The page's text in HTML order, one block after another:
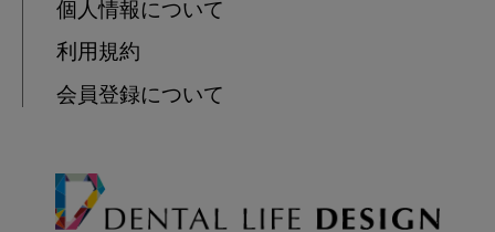
個人情報について
利用規約
会員登録について